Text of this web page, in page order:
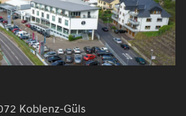
Koblenz-Güls